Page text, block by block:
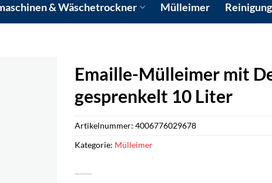
& Wäschetrockner Mülleimer
Emaille-Mülleimer mit
gesprenkelt 10 Liter
Artikelnummer: 4006776029678
Kategorie: Mülleimer